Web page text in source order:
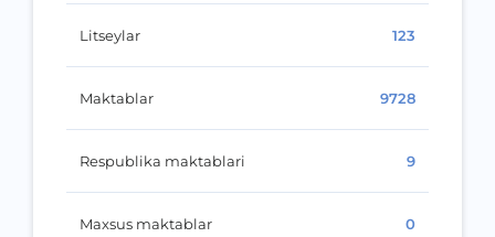
Litseylar 123
Maktablar 9728
Respublika maktablari 9
Maxsus maktablar 0